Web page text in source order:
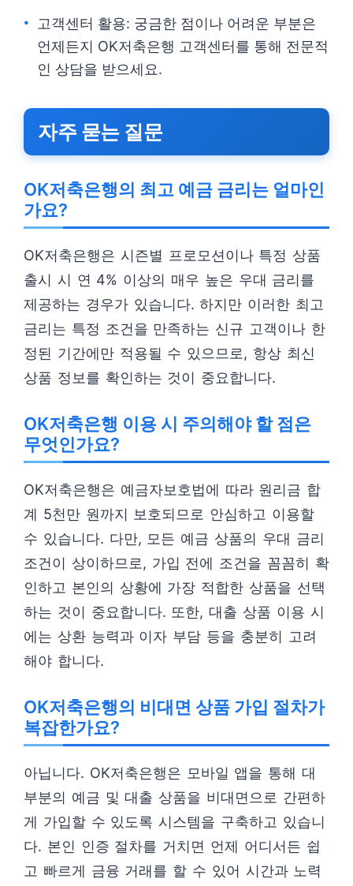
고객센터 활용: 궁금한 점이나 어려운 부분은
언제든지 OK저축은행 고객센터를 통해 전문적
인 상담을 받으세요.
자주 묻는 질문
OK저축은행의 최고 예금 금리는 얼마인
가요?
OK저축은행은 시즌별 프로모션이나 특정 상품
출시 시 연 4% 이상의 매우 높은 우대 금리를
제공하는 경우가 있습니다. 하지만 이러한 최고
금리는 특정 조건을 만족하는 신규 고객이나 한
정된 기간에만 적용될 수 있으므로, 항상 최신
상품 정보를 확인하는 것이 중요합니다.
OK저축은행 이용 시 주의해야 할 점은
무엇인가요?
OK저축은행은 예금자보호법에 따라 원리금 합
계 5천만 원까지 보호되므로 안심하고 이용할
수 있습니다. 다만, 모든 예금 상품의 우대 금리
조건이 상이하므로, 가입 전에 조건을 꼼꼼히 확
인하고 본인의 상황에 가장 적합한 상품을 선택
하는 것이 중요합니다. 또한, 대출 상품 이용 시
에는 상환 능력과 이자 부담 등을 충분히 고려
해야 합니다.
OK저축은행의 비대면 상품 가입 절차가
복잡한가요?
아닙니다. OK저축은행은 모바일 앱을 통해 대
부분의 예금 및 대출 상품을 비대면으로 간편하
게 가입할 수 있도록 시스템을 구축하고 있습니
다. 본인 인증 절차를 거치면 언제 어디서든 쉽
고 빠르게 금융 거래를 할 수 있어 시간과 노력